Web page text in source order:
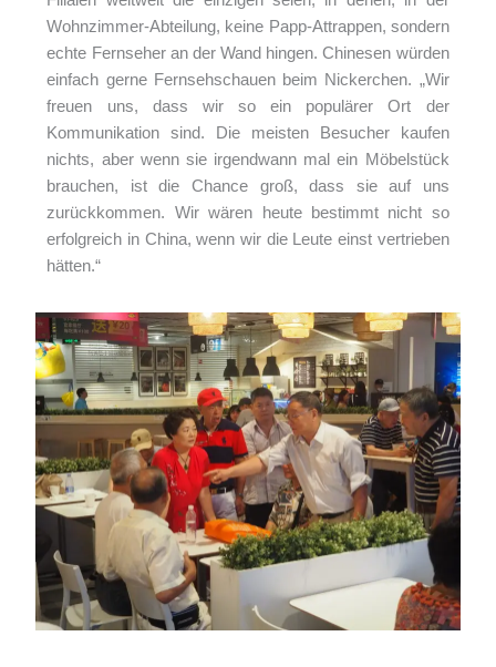
Wohnzimmer-Abteilung, keine Papp-Attrappen, sondern
echte Fernseher an der Wand hingen. Chinesen würden
einfach gerne Fernsehschauen beim Nickerchen. „Wir
freuen uns, dass wir so ein populärer Ort der
Kommunikation sind. Die meisten Besucher kaufen
nichts, aber wenn sie irgendwann mal ein Möbelstück
brauchen, ist die Chance groß, dass sie auf uns
zurückkommen. Wir wären heute bestimmt nicht so
erfolgreich in China, wenn wir die Leute einst vertrieben
hätten.“